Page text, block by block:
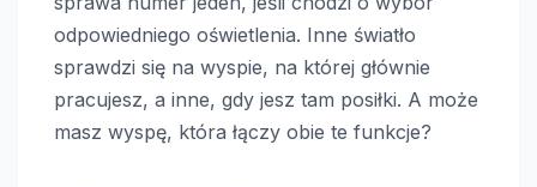
odpowiedniego oświetlenia. Inne światło
sprawdzi się na wyspie, na której głównie
pracujesz, a inne, gdy jesz tam posiłki. A może
masz wyspę, która łączy obie te funkcje?